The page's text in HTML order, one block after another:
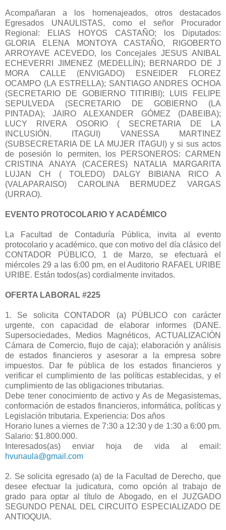
Acompañaran a los homenajeados, otros destacados
Egresados UNAULISTAS, como el señor Procurador
Regional: ELIAS HOYOS CASTAÑO; los Diputados:
GLORIA ELENA MONTOYA CASTAÑO, RIGOBERTO
ARROYAVE ACEVEDO, los Concejales JESUS ANIBAL
ECHEVERRI JIMENEZ (MEDELLÍN); BERNARDO DE J
MORA CALLE (ENVIGADO) ESNEIDER FLOREZ
OCAMPO (LA ESTRELLA); SANTIAGO ANDRES OCHOA
(SECRETARIO DE GOBIERNO TITIRIBI); LUIS FELIPE
SEPULVEDA (SECRETARIO DE GOBIERNO (LA
PINTADA); JAIRO ALEXANDER GÓMEZ (DABEIBA);
LUCY RIVERA OSORIO ( SECRETARIA DE LA
INCLUSIÓN. ITAGUI) VANESSA MARTINEZ
(SUBSECRETARIA DE LA MUJER ITAGUI) y si sus actos
de posesión lo permiten, los PERSONEROS: CARMEN
CRISTINA ANAYA (CACERES) NATALIA MARGARITA
LUJAN CH ( TOLEDO) DALGY BIBIANA RICO A
(VALAPARAISO) CAROLINA BERMUDEZ VARGAS
(URRAO).
EVENTO PROTOCOLARIO Y ACADÉMICO
La Facultad de Contaduría Pública, invita al evento
protocolario y académico, que con motivo del día clásico del
CONTADOR PÚBLICO, 1 de Marzo, se efectuará el
miércoles 29 a las 6:00 pm, en el Auditorio RAFAEL URIBE
URIBE. Están todos(as) cordialmente invitados.
OFERTA LABORAL #225
1. Se solicita CONTADOR (a) PÚBLICO con carácter
urgente, con capacidad de elaborar informes (DANE.
Supersociedades, Medios Magnéticos, ACTUALIZACIÓN
Cámara de Comercio, flujo de caja); elaboración y análisis
de estados financieros y asesorar a la empresa sobre
impuestos. Dar fe pública de los estados financieros y
verificar el cumplimiento de las políticas establecidas, y el
cumplimiento de las obligaciones tributarias.
Debe tener conocimiento de activo y As de Megasistemas,
conformación de estados financieros, informática, políticas y
Legislación tributaria. Experiencia: Dos años
Horario lunes a viernes de 7:30 a 12:30 y de 1:30 a 6:00 pm.
Salario: $1.800.000.
Interesados(as) enviar hoja de vida al email:
hvunaula@gmail.com
2. Se solicita egresado (a) de la Facultad de Derecho, que
desee efectuar la judicatura, como opción al trabajo de
grado para optar al título de Abogado, en el JUZGADO
SEGUNDO PENAL DEL CIRCUITO ESPECIALIZADO DE
ANTIOQUIA.